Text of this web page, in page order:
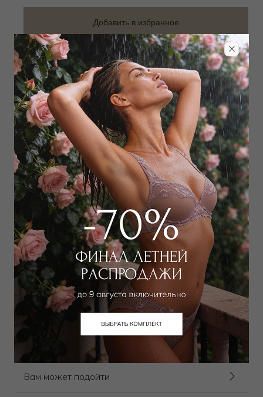
Дополнить образ
Брюки
29 000₽ 13 500₽
Выбрать размер
Добавить в избранное
Забронировать в магазине
Вам может подойти